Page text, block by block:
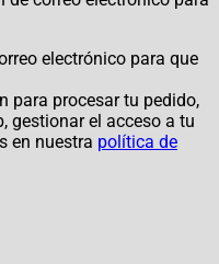
electrónico para que
para procesar tu pedido,
gestionar el acceso a tu
en nuestra política de